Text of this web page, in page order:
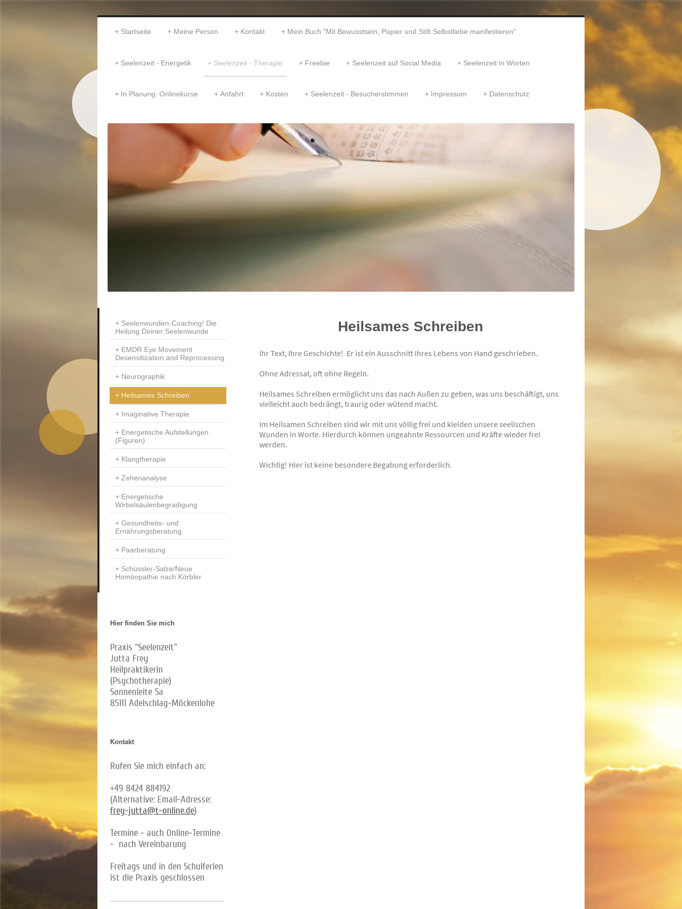
Startseite Meine Person Kontakt Mein Buch "Mit Bewusstsein, Papier und Stift Selbstliebe manifestieren"
Seelenzeit - Energetik Seelenzeit - Therapie Freebie Seelenzeit auf Social Media Seelenzeit in Worten
In Planung: Onlinekurse Anfahrt Kosten Seelenzeit - Besucherstimmen Impressum Datenschutz
Heilsames Schreiben
Ihr Text, Ihre Geschichte! Er ist ein Ausschnitt Ihres Lebens von Hand geschrieben.
Ohne Adressat, oft ohne Regeln.
Heilsames Schreiben ermöglicht uns das nach Außen zu geben, was uns beschäftigt, uns
vielleicht auch bedrängt, traurig oder wütend macht.
Im Heilsamen Schreiben sind wir mit uns völlig frei und kleiden unsere seelischen
Wunden in Worte. Hierdurch können ungeahnte Ressourcen und Kräfte wieder frei
werden.
Wichtig! Hier ist keine besondere Begabung erforderlich.
Seelenwunden-Coaching! Die
Heilung Deiner Seelenwunde
EMDR Eye Movement
Desensitization and Reprocessing
Neurographik
Heilsames Schreiben
Imaginative Therapie
Energetische Aufstellungen
(Figuren)
Klangtherapie
Zehenanalyse
Energetische
Wirbelsäulenbegradigung
Gesundheits- und
Ernährungsberatung
Paarberatung
Schüssler-Salze/Neue
Homöopathie nach Körbler
Hier finden Sie mich
Praxis "Seelenzeit"
Jutta Frey
Heilpraktikerin
(Psychotherapie)
Sonnenleite 5a
85111 Adelschlag-Möckenlohe
Kontakt
Rufen Sie mich einfach an:
+49 8424 884192
(Alternative: Email-Adresse:
frey-jutta@t-online.de)
Termine - auch Online-Termine
- nach Vereinbarung
Freitags und in den Schulferien
ist die Praxis geschlossen